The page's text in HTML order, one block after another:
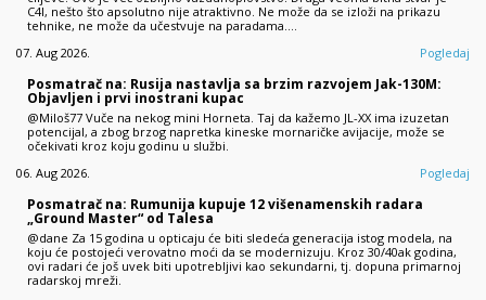
C4I, nešto što apsolutno nije atraktivno. Ne može da se izloži na prikazu
tehnike, ne može da učestvuje na paradama.…
07. Aug 2026.
Pogledaj
Posmatrač na: Rusija nastavlja sa brzim razvojem Jak-130M:
Objavljen i prvi inostrani kupac
@Miloš77 Vuče na nekog mini Horneta. Taj da kažemo JL-XX ima izuzetan
potencijal, a zbog brzog napretka kineske mornaričke avijacije, može se
očekivati kroz koju godinu u službi.
06. Aug 2026.
Pogledaj
Posmatrač na: Rumunija kupuje 12 višenamenskih radara
„Ground Master“ od Talesa
@dane Za 15 godina u opticaju će biti sledeća generacija istog modela, na
koju će postojeći verovatno moći da se modernizuju. Kroz 30/40ak godina,
ovi radari će još uvek biti upotrebljivi kao sekundarni, tj. dopuna primarnoj
radarskoj mreži.